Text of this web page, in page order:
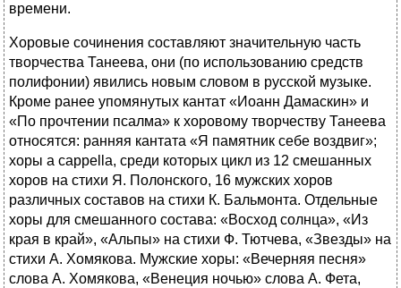
времени.
Хоровые сочинения составляют значительную часть
творчества Танеева, они (по использованию средств
полифонии) явились новым словом в русской музыке.
Кроме ранее упомянутых кантат «Иоанн Дамаскин» и
«По прочтении псалма» к хоровому творчеству Танеева
относятся: ранняя кантата «Я памятник себе воздвиг»;
хоры a cappella, среди которых цикл из 12 смешанных
хоров на стихи Я. Полонского, 16 мужских хоров
различных составов на стихи К. Бальмонта. Отдельные
хоры для смешанного состава: «Восход солнца», «Из
края в край», «Альпы» на стихи Ф. Тютчева, «Звезды» на
стихи А. Хомякова. Мужские хоры: «Вечерняя песня»
слова А. Хомякова, «Венеция ночью» слова А. Фета,